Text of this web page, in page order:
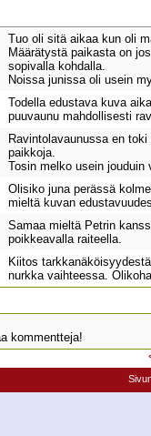
Tuo oli sitä aikaa kun oli
Määrätystä paikasta on
sopivalla kohdalla.
Noissa junissa oli usein
Todella edustava kuva
puuvaunu mahdollisesti
Ravintolavaunussa en
paikkoja.
Tosin melko usein
Olisiko juna perässä
mieltä kuvan
Samaa mieltä Petrin
poikkeavalla raiteella.
Kiitos
nurkka vaihteessa.
kommentteja!